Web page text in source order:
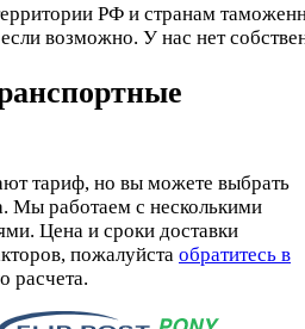
РФ и странам
возможно. У нас нет
тариф, но вы можете выбрать
Мы работаем с несколькими
Цена и сроки доставки
пожалуйста обратитесь в
расчета.